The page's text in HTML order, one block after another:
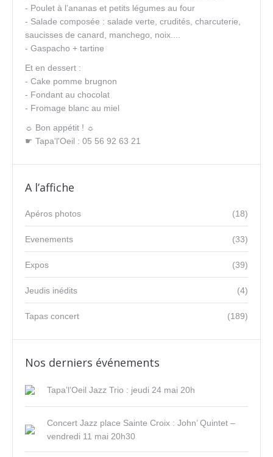
- Poulet à l’ananas et petits légumes au four
- Salade composée : salade verte, crudités, charcuterie,
saucisses de canard, manchego, noix....
- Gaspacho + tartine
Et en dessert :
- Cake pomme brugnon
- Fondant au chocolat
- Fromage blanc au miel
☼ Bon appétit ! ☼
☛ Tapa'l'Oeil : 05 56 92 63 21
A l’affiche
(18)
Apéros photos
(33)
Evenements
(39)
Expos
(4)
Jeudis inédits
(189)
Tapas concert
Nos derniers événements
Tapa’l’Oeil Jazz Trio : jeudi 24 mai 20h
Concert Jazz place Sainte Croix : John’ Quintet –
vendredi 11 mai 20h30